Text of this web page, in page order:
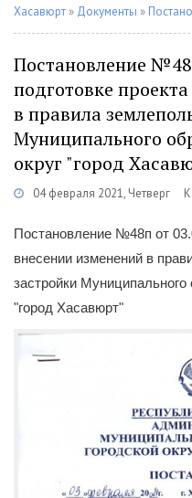
Хасавюрт » Документы »
Постановление
подготовке
в правила
Муниципального
округ "город
04 февраля 2021, Четверг
Постановление №48п от
внесении изменений в
застройки Муниципального
"город Хасавюрт"